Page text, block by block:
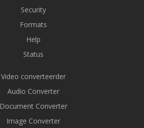
Security
Formats
Help
Status
Video converteerder
Audio Converter
Document Converter
Image Converter